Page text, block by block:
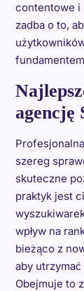
contentowe i
zadba o to,
agencję
szereg
skuteczne
praktyk jest
wpływ na
bieżąco z
aby
Obejmuje to